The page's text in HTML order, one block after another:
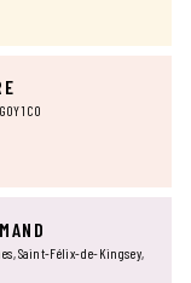
1C0
Saint-Félix-de-Kingsey,